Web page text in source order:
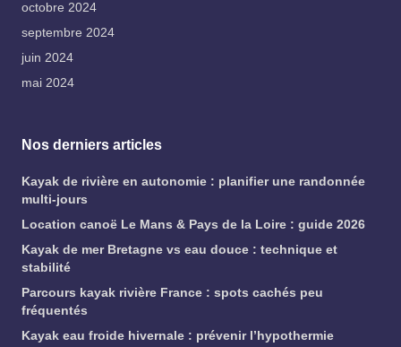
octobre 2024
septembre 2024
juin 2024
mai 2024
Nos derniers articles
Kayak de rivière en autonomie : planifier une randonnée
multi-jours
Location canoë Le Mans & Pays de la Loire : guide 2026
Kayak de mer Bretagne vs eau douce : technique et
stabilité
Parcours kayak rivière France : spots cachés peu
fréquentés
Kayak eau froide hivernale : prévenir l’hypothermie